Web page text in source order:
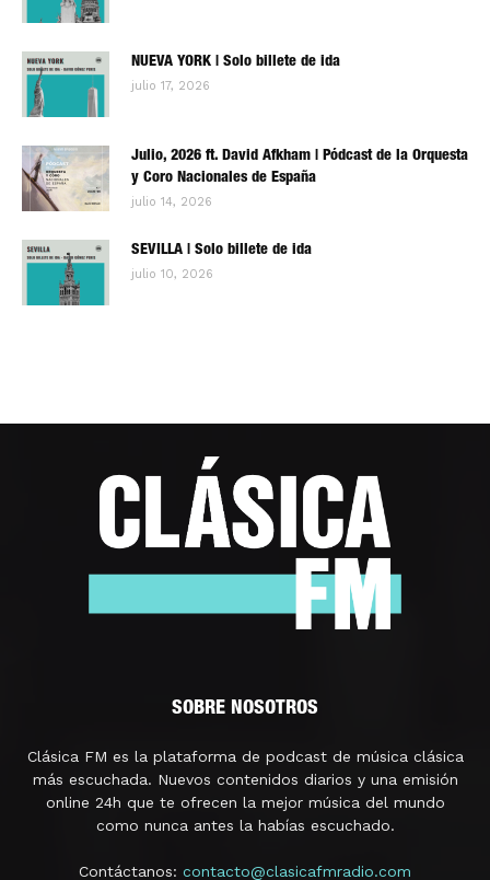
NUEVA YORK | Solo billete de ida
julio 17, 2026
Julio, 2026 ft. David Afkham | Pódcast de la Orquesta
y Coro Nacionales de España
julio 14, 2026
SEVILLA | Solo billete de ida
julio 10, 2026
SOBRE NOSOTROS
Clásica FM es la plataforma de podcast de música clásica
más escuchada. Nuevos contenidos diarios y una emisión
online 24h que te ofrecen la mejor música del mundo
como nunca antes la habías escuchado.
Contáctanos: contacto@clasicafmradio.com